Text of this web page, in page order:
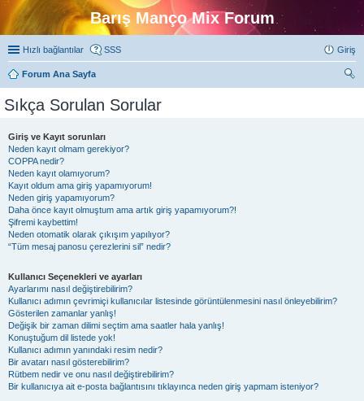
Barış Manço Mix Forum
Hızlı bağlantılar SSS Giriş
Forum Ana Sayfa
Sıkça Sorulan Sorular
Giriş ve Kayıt sorunları
Neden kayıt olmam gerekiyor?
COPPA nedir?
Neden kayıt olamıyorum?
Kayıt oldum ama giriş yapamıyorum!
Neden giriş yapamıyorum?
Daha önce kayıt olmuştum ama artık giriş yapamıyorum?!
Şifremi kaybettim!
Neden otomatik olarak çıkışım yapılıyor?
“Tüm mesaj panosu çerezlerini sil” nedir?
Kullanıcı Seçenekleri ve ayarları
Ayarlarımı nasıl değiştirebilirim?
Kullanıcı adımın çevrimiçi kullanıcılar listesinde görüntülenmesini nasıl önleyebilirim?
Gösterilen zamanlar yanlış!
Değişik bir zaman dilimi seçtim ama saatler hala yanlış!
Konuştuğum dil listede yok!
Kullanıcı adımın yanındaki resim nedir?
Bir avatarı nasıl gösterebilirim?
Rütbem nedir ve onu nasıl değiştirebilirim?
Bir kullanıcıya ait e-posta bağlantısını tıklayınca neden giriş yapmam isteniyor?